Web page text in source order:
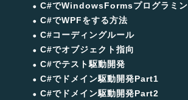
C#でWindowsFormsプログラミ
C#でWPFをする方法
C#コーディングルール
C#でオブジェクト指向
C#でテスト駆動開発
C#でドメイン駆動開発Part1
C#でドメイン駆動開発Part2